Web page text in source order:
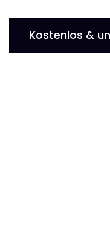
Kostenlos &